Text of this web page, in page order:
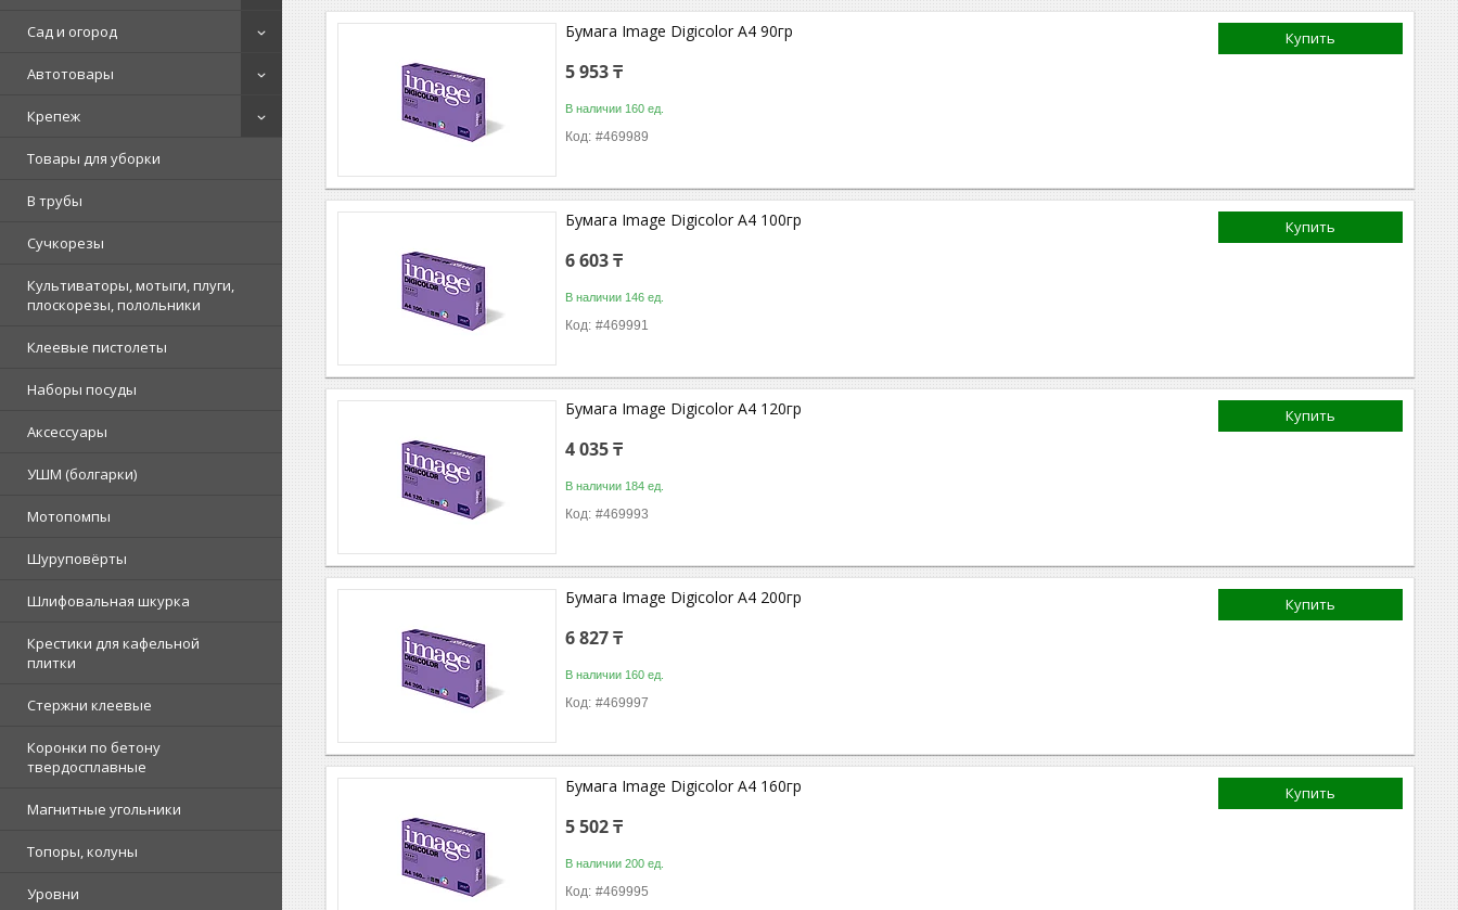
Сад и огород
Автотовары
Крепеж
Товары для уборки
В трубы
Сучкорезы
Культиваторы, мотыги, плуги,
плоскорезы, полольники
Клеевые пистолеты
Наборы посуды
Аксессуары
УШМ (болгарки)
Мотопомпы
Шуруповёрты
Шлифовальная шкурка
Крестики для кафельной
плитки
Стержни клеевые
Коронки по бетону
твердосплавные
Магнитные угольники
Топоры, колуны
Уровни
Купить
Бумага Image Digicolor A4 90гр
5 953 ₸
В наличии 160 ед.
#469989
Купить
Бумага Image Digicolor A4 100гр
6 603 ₸
В наличии 146 ед.
#469991
Купить
Бумага Image Digicolor A4 120гр
4 035 ₸
В наличии 184 ед.
#469993
Купить
Бумага Image Digicolor A4 200гр
6 827 ₸
В наличии 160 ед.
#469997
Купить
Бумага Image Digicolor A4 160гр
5 502 ₸
В наличии 200 ед.
#469995